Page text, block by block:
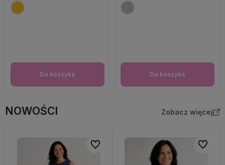
Do koszyka Do koszyka
NOWOŚCI Zobacz więcej
Do ulubionych Do